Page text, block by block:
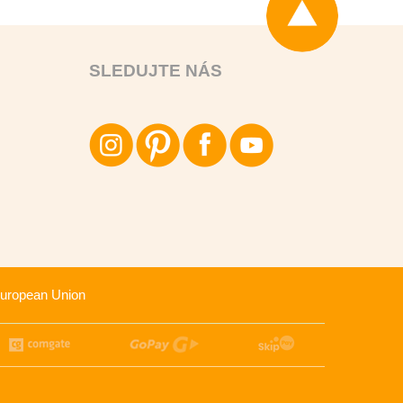
SLEDUJTE NÁS
Union